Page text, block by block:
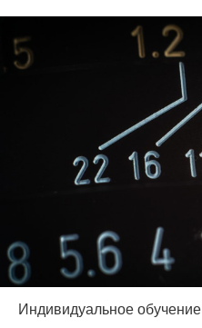
Индивидуальное обучение